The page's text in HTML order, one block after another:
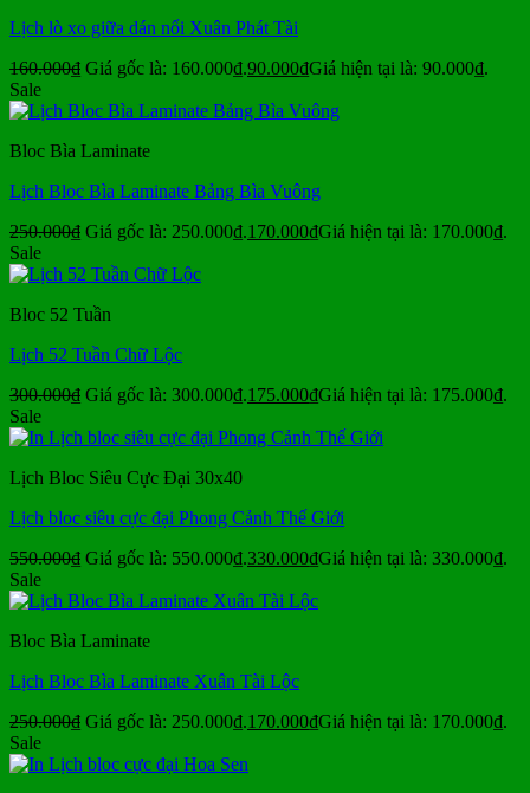
Lịch lò xo giữa dán nổi Xuân Phát Tài
160.000₫ Giá gốc là: 160.000₫.90.000₫Giá hiện tại là: 90.000₫.
Sale
Bloc Bìa Laminate
Lịch Bloc Bìa Laminate Bảng Bìa Vuông
250.000₫ Giá gốc là: 250.000₫.170.000₫Giá hiện tại là: 170.000₫.
Sale
Bloc 52 Tuần
Lịch 52 Tuần Chữ Lộc
300.000₫ Giá gốc là: 300.000₫.175.000₫Giá hiện tại là: 175.000₫.
Sale
Lịch Bloc Siêu Cực Đại 30x40
Lịch bloc siêu cực đại Phong Cảnh Thế Giới
550.000₫ Giá gốc là: 550.000₫.330.000₫Giá hiện tại là: 330.000₫.
Sale
Bloc Bìa Laminate
Lịch Bloc Bìa Laminate Xuân Tài Lộc
250.000₫ Giá gốc là: 250.000₫.170.000₫Giá hiện tại là: 170.000₫.
Sale